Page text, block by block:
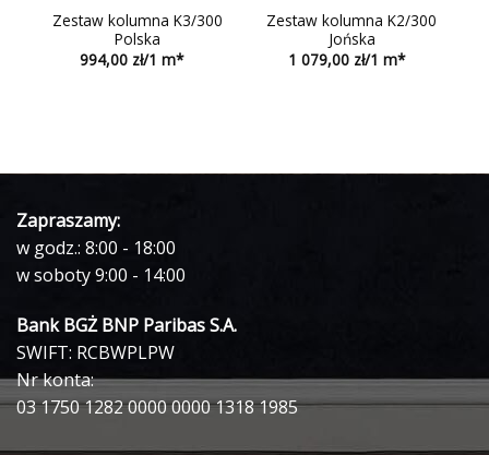
Zestaw kolumna K3/300
Polska
994,00
Zestaw kolumna K2/300
Jońska
1 079,00
Zapraszamy:
w godz.: 8:00 - 18:00
w soboty 9:00 - 14:00
Bank BGŻ BNP Paribas S.A.
SWIFT: RCBWPLPW
Nr konta:
03 1750 1282 0000 0000 1318 1985